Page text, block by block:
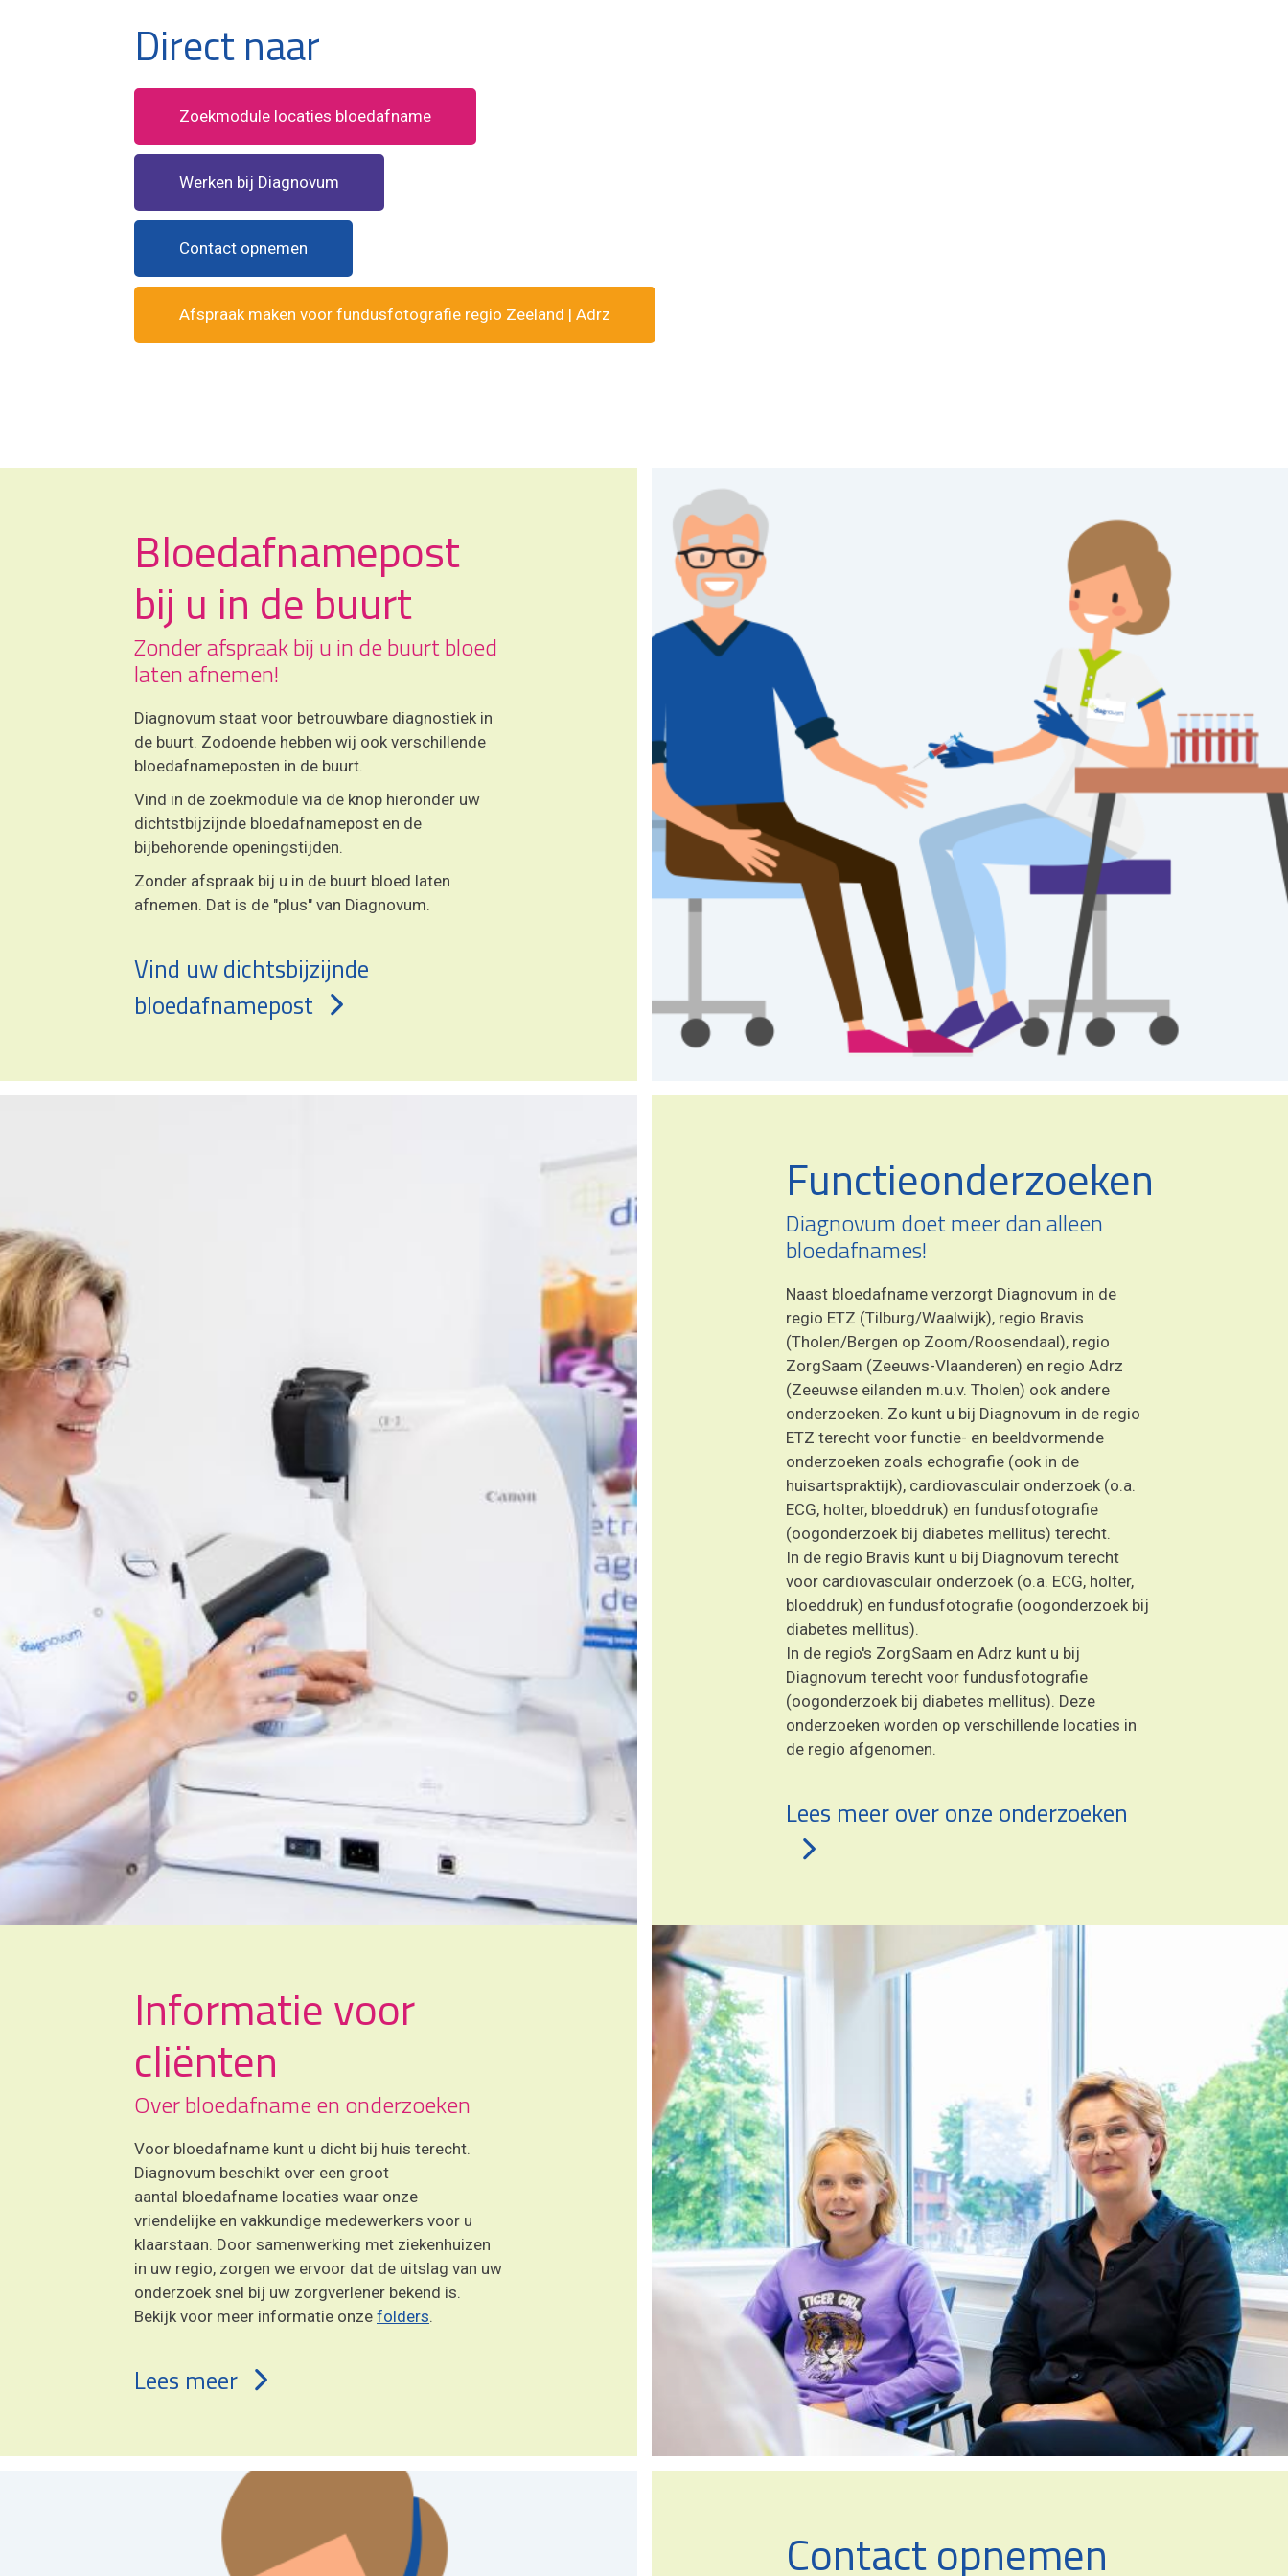
Direct naar
Zoekmodule locaties bloedafname
Werken bij Diagnovum
Contact opnemen
Afspraak maken voor fundusfotografie regio Zeeland | Adrz
Bloedafnamepost
bij u in de buurt
Zonder afspraak bij u in de buurt bloed
laten afnemen!
Diagnovum staat voor betrouwbare diagnostiek in
de buurt. Zodoende hebben wij ook verschillende
bloedafnameposten in de buurt.
Vind in de zoekmodule via de knop hieronder uw
dichtstbijzijnde bloedafnamepost en de
bijbehorende openingstijden.
Zonder afspraak bij u in de buurt bloed laten
afnemen. Dat is de "plus" van Diagnovum.
Vind uw dichtsbijzijnde
bloedafnamepost
Functieonderzoeken
Diagnovum doet meer dan alleen
bloedafnames!
Naast bloedafname verzorgt Diagnovum in de
regio ETZ (Tilburg/Waalwijk), regio Bravis
(Tholen/Bergen op Zoom/Roosendaal), regio
ZorgSaam (Zeeuws-Vlaanderen) en regio Adrz
(Zeeuwse eilanden m.u.v. Tholen) ook andere
onderzoeken. Zo kunt u bij Diagnovum in de regio
ETZ terecht voor functie- en beeldvormende
onderzoeken zoals echografie (ook in de
huisartspraktijk), cardiovasculair onderzoek (o.a.
ECG, holter, bloeddruk) en fundusfotografie
(oogonderzoek bij diabetes mellitus) terecht.
In de regio Bravis kunt u bij Diagnovum terecht
voor cardiovasculair onderzoek (o.a. ECG, holter,
bloeddruk) en fundusfotografie (oogonderzoek bij
diabetes mellitus).
In de regio's ZorgSaam en Adrz kunt u bij
Diagnovum terecht voor fundusfotografie
(oogonderzoek bij diabetes mellitus). Deze
onderzoeken worden op verschillende locaties in
de regio afgenomen.
Lees meer over onze onderzoeken
Informatie voor
cliënten
Over bloedafname en onderzoeken
Voor bloedafname kunt u dicht bij huis terecht.
Diagnovum beschikt over een groot
aantal bloedafname locaties waar onze
vriendelijke en vakkundige medewerkers voor u
klaarstaan. Door samenwerking met ziekenhuizen
in uw regio, zorgen we ervoor dat de uitslag van uw
onderzoek snel bij uw zorgverlener bekend is.
Bekijk voor meer informatie onze folders.
Lees meer
Contact opnemen